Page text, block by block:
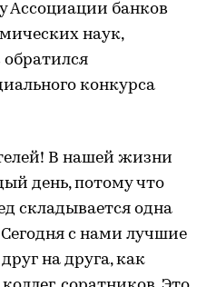
Ассоциации банков
наук,
конкурса
В нашей жизни
день, потому что
складывается одна
с нами лучшие
на друга, как